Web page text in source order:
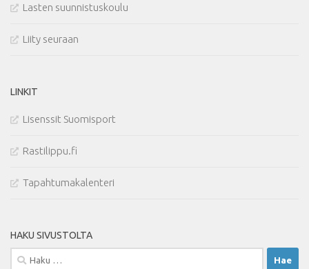
Lasten suunnistuskoulu
Liity seuraan
LINKIT
Lisenssit Suomisport
Rastilippu.fi
Tapahtumakalenteri
HAKU SIVUSTOLTA
Haku: